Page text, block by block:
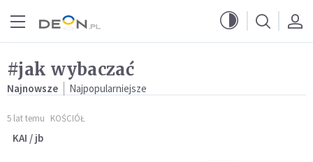
#jak wybaczać
Najnowsze Najpopularniejsze
5 lat temu KOŚCIÓŁ
KAI / jb